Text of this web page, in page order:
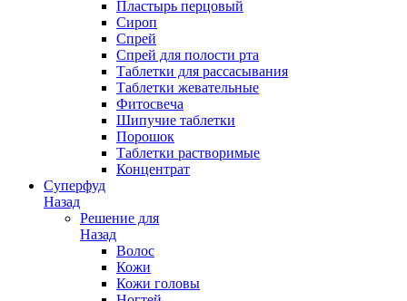
Пластырь перцовый
Сироп
Спрей
Спрей для полости рта
Таблетки для рассасывания
Таблетки жевательные
Фитосвеча
Шипучие таблетки
Порошок
Таблетки растворимые
Концентрат
Суперфуд
Назад
Решение для
Назад
Волос
Кожи
Кожи головы